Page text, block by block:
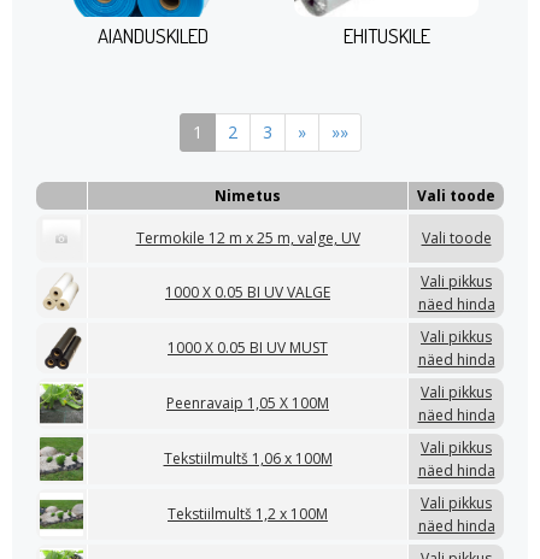
AIANDUSKILED EHITUSKILE
1 2 3 » »»
Nimetus Vali toode
Termokile 12 m x 25 m, valge, UV Vali toode
1000 X 0.05 BI UV VALGE
Vali pikkus
näed hinda
1000 X 0.05 BI UV MUST
Vali pikkus
näed hinda
Peenravaip 1,05 X 100M
Vali pikkus
näed hinda
Tekstiilmultš 1,06 x 100M
Vali pikkus
näed hinda
Tekstiilmultš 1,2 x 100M
Vali pikkus
näed hinda